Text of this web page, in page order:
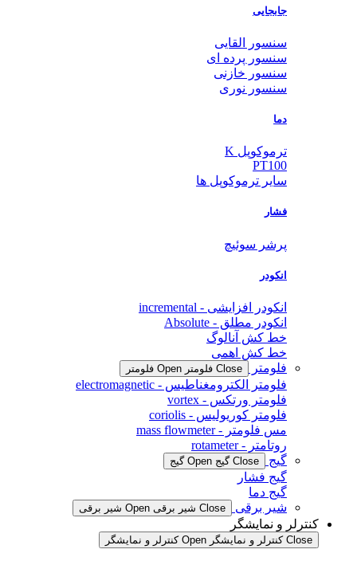
جابجایی
سنسور القایی
سنسور پرده ای
سنسور خازنی
سنسور نوری
دما
ترموکوپل K
PT100
سایر ترموکوپل ها
فشار
پرشر سوئیچ
انکودر
انکودر افزایشی - incremental
انکودر مطلق - Absolute
خط کش آنالوگ
خط کش اهمی
فلومتر
Close فلومتر Open فلومتر
فلومتر الکترومغناطیس - electromagnetic
فلومتر ورتکس - vortex
فلومتر کوریولیس - coriolis
مس فلومتر - mass flowmeter
روتامتر - rotameter
گیج
Close گیج Open گیج
گیج فشار
گیج دما
شیر برقی
Close شیر برقی Open شیر برقی
کنترلر و نمایشگر
Close کنترلر و نمایشگر Open کنترلر و نمایشگر